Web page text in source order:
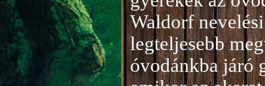
Waldorf
legteljesebb
óvodánkba járó